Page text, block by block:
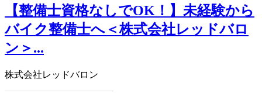
【整備士資格なしでOK！】未経験から
バイク整備士へ＜株式会社レッドバロ
ン＞...
株式会社レッドバロン